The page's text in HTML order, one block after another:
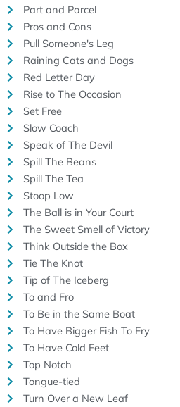
Part and Parcel
Pros and Cons
Pull Someone's Leg
Raining Cats and Dogs
Red Letter Day
Rise to The Occasion
Set Free
Slow Coach
Speak of The Devil
Spill The Beans
Spill The Tea
Stoop Low
The Ball is in Your Court
The Sweet Smell of Victory
Think Outside the Box
Tie The Knot
Tip of The Iceberg
To and Fro
To Be in the Same Boat
To Have Bigger Fish To Fry
To Have Cold Feet
Top Notch
Tongue-tied
Turn Over a New Leaf